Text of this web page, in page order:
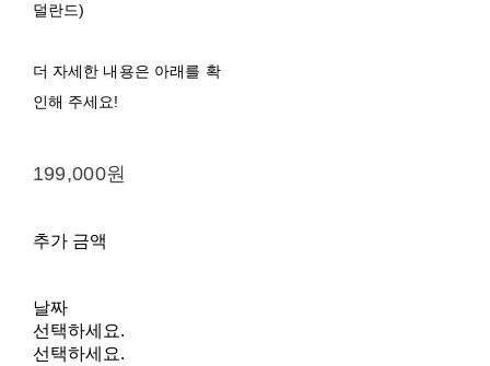
덜란드)
더 자세한 내용은 아래를 확
인해 주세요!
199,000원
추가 금액
날짜
선택하세요.
선택하세요.